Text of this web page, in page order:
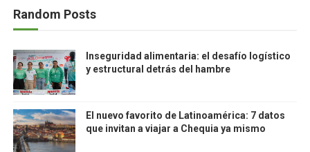
Random Posts
Inseguridad alimentaria: el desafío logístico
y estructural detrás del hambre
El nuevo favorito de Latinoamérica: 7 datos
que invitan a viajar a Chequia ya mismo